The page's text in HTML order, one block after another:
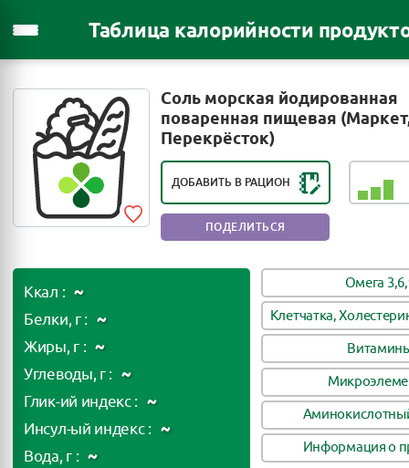
Таблица калорийности
Соль морская йодированная
поваренная пищевая
Перекрёсток)
ДОБАВИТЬ В РАЦИОН
РЕЙТИНГ ПОЛЕЗНОСТИ ПРОДУКТА:
ПОЛЕЗЕН В НЕБОЛЬШИХ
КОЛИЧЕСТВАХ
ПОДЕЛИТЬСЯ
Ккал : ~
Белки, г : ~
Жиры, г : ~
Углеводы, г : ~
Глик-ий индекс : ~
Инсул-ый индекс : ~
Вода, г : ~
Омега
Клетчатка,
Информация о